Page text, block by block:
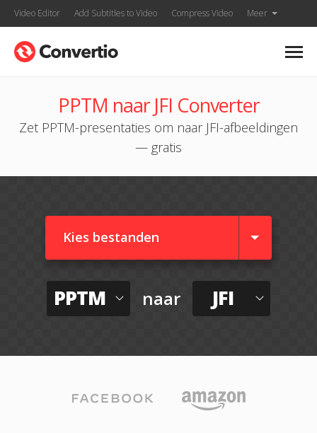
Video Editor Add Subtitles to Video Compress Video Meer
PPTM naar JFI Converter
Zet PPTM-presentaties om naar JFI-afbeeldingen
— gratis
Kies bestanden
PPTM naar JFI